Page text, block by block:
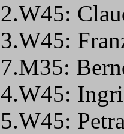
2.W45:
3.W45:
7.M35:
4.W45:
5.W45: